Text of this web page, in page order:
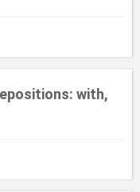
with,